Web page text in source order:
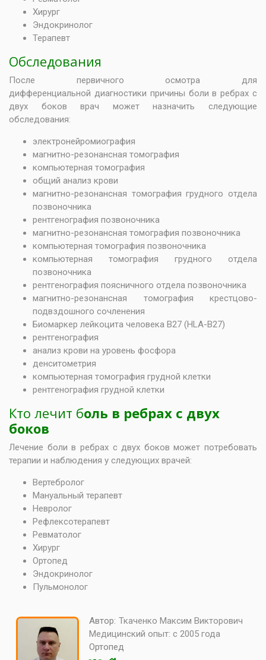
Хирург
Эндокринолог
Терапевт
Обследования
После первичного осмотра для
дифференциальной диагностики причины боли в ребрах с
двух боков врач может назначить следующие
обследования:
электронейромиография
магнитно-резонансная томография
компьютерная томография
общий анализ крови
магнитно-резонансная томография грудного отдела
позвоночника
рентгенография позвоночника
магнитно-резонансная томография позвоночника
компьютерная томография позвоночника
компьютерная томография грудного отдела
позвоночника
рентгенография поясничного отдела позвоночника
магнитно-резонансная томография крестцово-
подвздошного сочленения
Биомаркер лейкоцита человека B27 (HLA-B27)
рентгенография
анализ крови на уровень фосфора
денситометрия
компьютерная томография грудной клетки
рентгенография грудной клетки
Кто лечит боль в ребрах с двух
боков
Лечение боли в ребрах с двух боков может потребовать
терапии и наблюдения у следующих врачей:
Вертебролог
Мануальный терапевт
Невролог
Рефлексотерапевт
Ревматолог
Хирург
Ортопед
Эндокринолог
Пульмонолог
Автор: Ткаченко Максим Викторович
Медицинский опыт: с 2005 года
Ортопед